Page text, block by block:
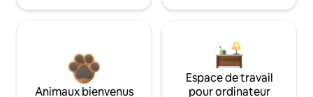
Animaux bienvenus
Espace de travail
pour ordinateur